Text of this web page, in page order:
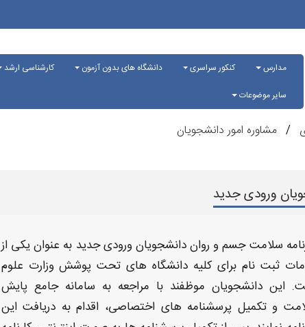
مدارس کنکور سراسری دانشگاه های بدون آزمون کارشناسی ارشد
سایر موضوعات
مشاوره امور دانشجویان
ورودی جدید
سلامت جسم و روان دانشجویان ورودی جدید به عنوان یکی از
ثبت‌ نام برای کلیه دانشگاه‌ های تحت پوشش وزارت علوم
این دانشجویان موظفند با مراجعه به سامانه جامع پایش
وتکمیل پرسشنامه‌ های اختصاصی، اقدام به دریافت این